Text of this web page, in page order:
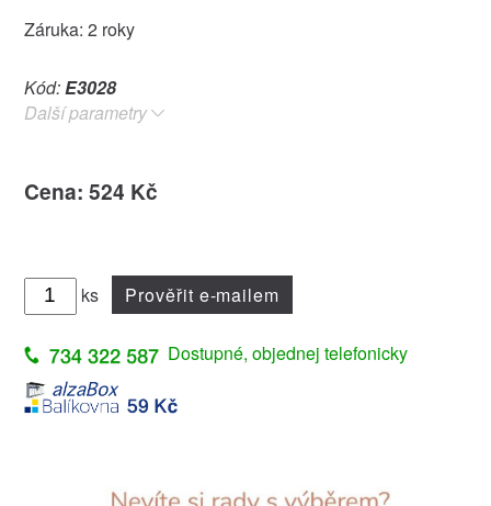
Záruka: 2 roky
Kód:E3028
Další parametry
Cena: 524 Kč
ks Prověřit e-mailem
Dostupné, objednej telefonicky